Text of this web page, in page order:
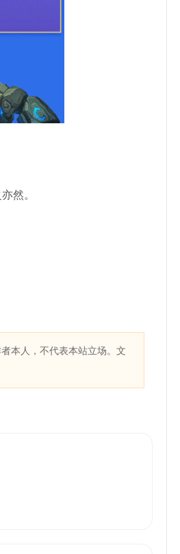
然。
本人，不代表本站立场。文